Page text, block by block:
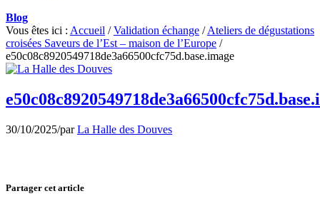
Blog
Vous êtes ici : Accueil / Validation échange / Ateliers de dégustations
croisées Saveurs de l’Est – maison de l’Europe /
e50c08c8920549718de3a66500cfc75d.base.image
30/10/2025/parLa Halle des Douves
Partager cet article